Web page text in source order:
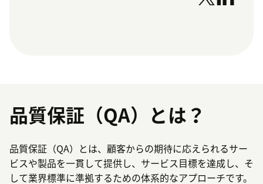
品質保証（QA）とは？
品質保証（QA）とは、顧客からの期待に応えられるサー
ビスや製品を一貫して提供し、サービス目標を達成し、そ
して業界標準に準拠するための体系的なアプローチです。